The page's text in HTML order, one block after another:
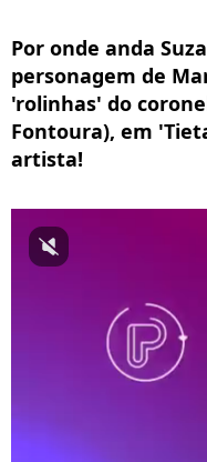
Por onde anda
personagem de
'rolinhas' do
Fontoura), em
artista!